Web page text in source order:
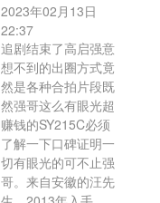
2023年02月13日
22:37
追剧结束了高启强意
想不到的出圈方式竟
然是各种合拍片段既
然强哥这么有眼光超
赚钱的SY215C必须
了解一下口碑证明一
切有眼光的可不止强
哥。来自安徽的汪先